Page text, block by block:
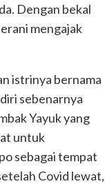
Dengan bekal
mengajak
istrinya bernama
sebenarnya
Yayuk yang
untuk
sebagai tempat
Covid lewat,